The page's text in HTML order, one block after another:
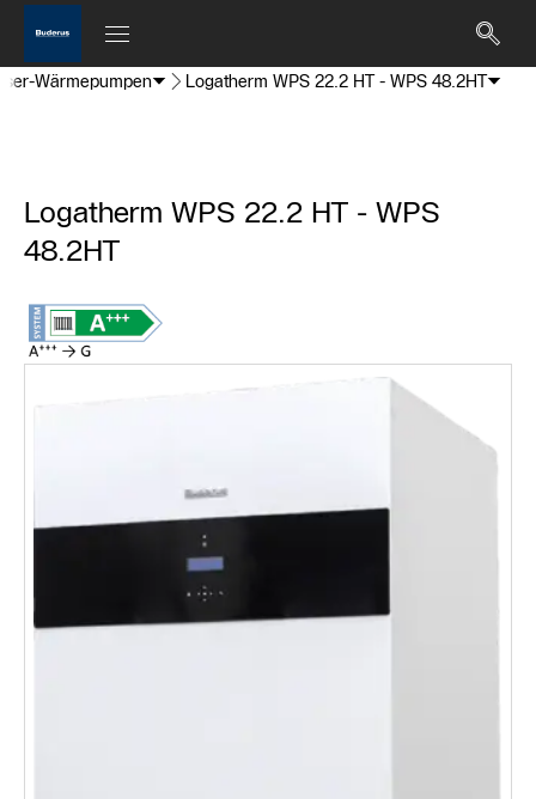
Wärmepumpen Logatherm WPS 22.2 HT - WPS 48.2HT
Logatherm WPS 22.2 HT - WPS
48.2HT